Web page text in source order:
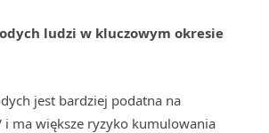
ludzi w kluczowym okresie
jest bardziej podatna na
i ma większe ryzyko kumulowania